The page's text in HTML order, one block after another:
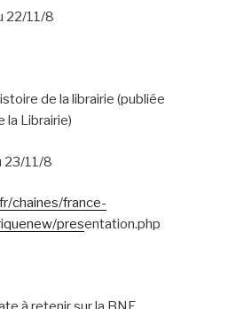
22/11/8
de la librairie (publiée
la Librairie)
23/11/8
chaines/france-
presentation.php